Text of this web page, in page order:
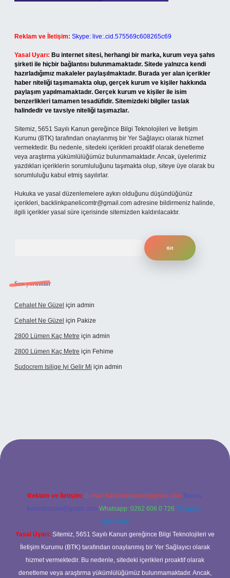
Reklam ve İletişim: Skype: live:.cid.575569c608265c69
Yasal Uyarı: Bu internet sitesi, herhangi bir marka, kurum veya şahıs
şirketi ile hiçbir bağlantısı bulunmamaktadır. Sitede yalnızca kendi
hazırladığımız makaleler paylaşılmaktadır. Burada yer alan içerikler
haber niteliği taşımamakta olup, gerçek kurum ve kişiler hakkında
paylaşım yapılmamaktadır. Gerçek kurum ve kişiler ile isim
benzerlikleri tamamen tesadüfidir. Sitemizdeki bilgiler taslak
halindedir ve tavsiye niteliği taşımazlar.
Sitemiz, 5651 Sayılı Kanun gereğince Bilgi Teknolojileri ve İletişim
Kurumu (BTK) tarafından onaylanmış bir Yer Sağlayıcı olarak hizmet
vermektedir. Bu nedenle, sitedeki içerikleri proaktif olarak denetleme
veya araştırma yükümlülüğümüz bulunmamaktadır. Ancak, üyelerimiz
yazdıkları içeriklerin sorumluluğunu taşımakta olup, siteye üye olarak bu
sorumluluğu kabul etmiş sayılırlar.
Hukuka ve yasal düzenlemelere aykırı olduğunu düşündüğünüz
içerikleri, backlinkpanelicomtr@gmail.com adresine bildirmeniz halinde,
ilgili içerikler yasal süre içerisinde sitemizden kaldırılacaktır.
Son yorumlar
Cehalet Ne Güzel için admin
Cehalet Ne Güzel için Pakize
2800 Lümen Kaç Metre için admin
2800 Lümen Kaç Metre için Fehime
Sudocrem Isilige Iyi Gelir Mi için admin
opera bet giriş
Reklam ve İletişim: E-mail: backlinkpaneli@gmail.com Teams:
forumhizmeti@gmail.com Whatsapp: 0262 606 0 726 Telegram:
@karabul
Yasal Uyarı: Sitemiz, 5651 Sayılı Kanun gereğince Bilgi Teknolojileri ve
İletişim Kurumu (BTK) tarafından onaylanmış bir Yer Sağlayıcı olarak
hizmet vermektedir. Bu nedenle, sitedeki içerikleri proaktif olarak
denetleme veya araştırma yükümlülüğümüz bulunmamaktadır. Ancak,